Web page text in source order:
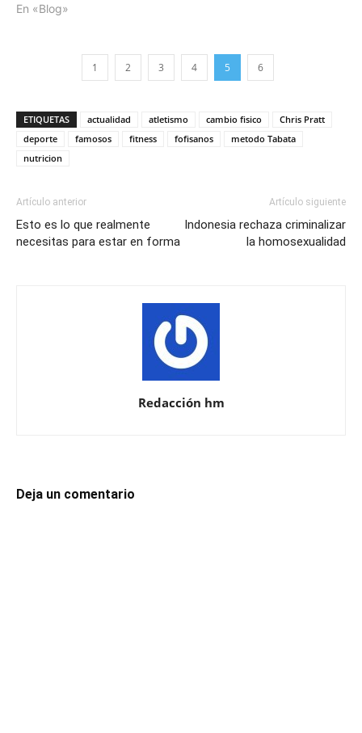
En «Blog»
1 2 3 4 5 6
ETIQUETAS actualidad atletismo cambio fisico
Chris Pratt
deporte
famosos fitness fofisanos
metodo Tabata
nutricion
Artículo anterior
Esto es lo que realmente
necesitas para estar en forma
Artículo siguiente
Indonesia rechaza criminalizar
la homosexualidad
Redacción hm
Deja un comentario